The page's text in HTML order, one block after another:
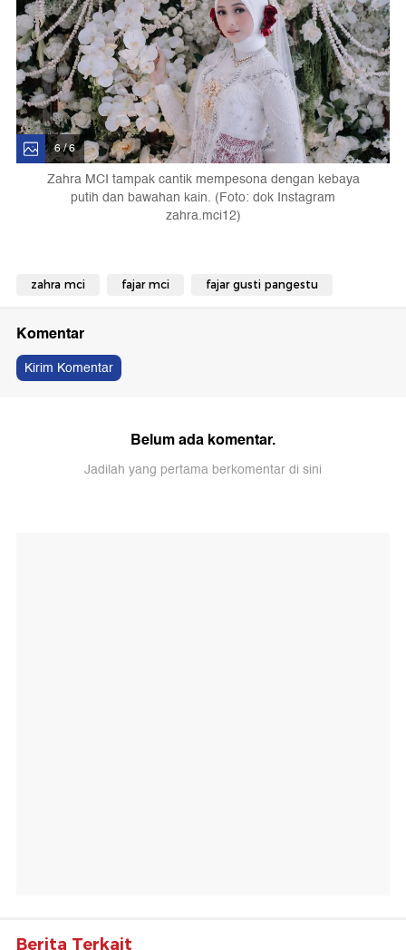
6 / 6
Zahra MCI tampak cantik mempesona dengan kebaya
putih dan bawahan kain. (Foto: dok Instagram
zahra.mci12)
zahra mci fajar mci fajar gusti pangestu
Komentar
Kirim Komentar
Belum ada komentar.
Jadilah yang pertama berkomentar di sini
Berita Terkait